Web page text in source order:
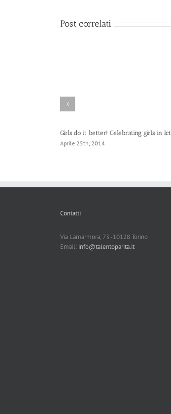
Post correlati
Girls do it better! Celebrating girls in Ict
Aprile 25th, 2014
Contatti
Via Lamarmora, 73 -10128 Torino
Email: info@talentoparita.it